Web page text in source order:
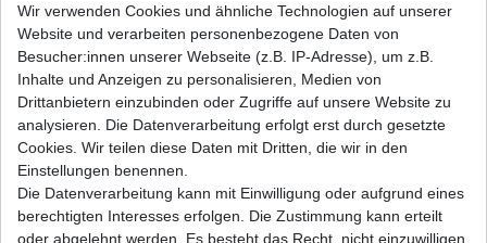
Polaris Sportsman 570 SP EFI Traktor 4WD EPS
2021
Polaris Sportsman 570 X2 EFI Traktor 4WD EPS
2021
Polaris Sportsman 570 EFI Traktor 4WD EPS
2022-
Polaris Sportsman 570 EFI Traktor 6WD EPS
Polaris Sportsman 850 XP EFI 4WD
2009-
2011
Wir verwenden Cookies und ähnliche Technologien auf unserer
Website und verarbeiten personenbezogene Daten von
Besucher:innen unserer Webseite (z.B. IP-Adresse), um z.B.
Inhalte und Anzeigen zu personalisieren, Medien von
Drittanbietern einzubinden oder Zugriffe auf unsere Website zu
analysieren. Die Datenverarbeitung erfolgt erst durch gesetzte
Cookies. Wir teilen diese Daten mit Dritten, die wir in den
Einstellungen benennen.
Die Datenverarbeitung kann mit Einwilligung oder aufgrund eines
berechtigten Interesses erfolgen. Die Zustimmung kann erteilt
oder abgelehnt werden. Es besteht das Recht, nicht einzuwilligen